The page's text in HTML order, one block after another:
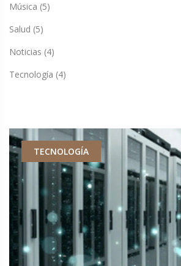
Música (5)
Salud (5)
Noticias (4)
Tecnología (4)
TECNOLOGÍA